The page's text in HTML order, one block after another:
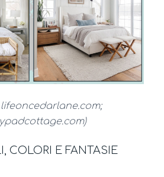
lifeoncedarlane.com;
COLORI E FANTASIE